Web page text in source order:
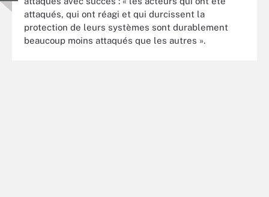
attaqués, qui ont réagi et qui durcissent la
protection de leurs systèmes sont durablement
beaucoup moins attaqués que les autres ».